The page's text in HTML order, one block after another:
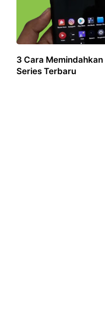
3 Cara Memindahkan
Series Terbaru